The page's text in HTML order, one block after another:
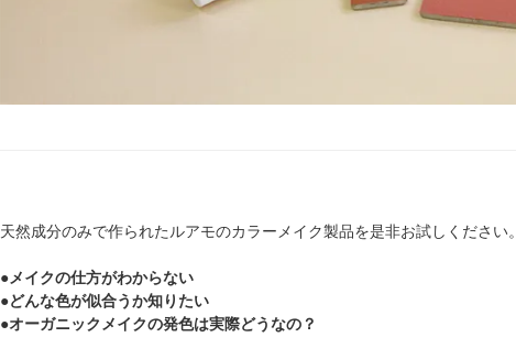
天然成分のみで作られたルアモのカラーメイク製品を是非お試しください。
●メイクの仕方がわからない
●どんな色が似合うか知りたい
●オーガニックメイクの発色は実際どうなの？